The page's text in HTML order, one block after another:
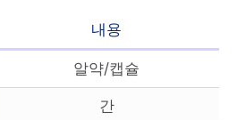
내용
알약/캡슐
간